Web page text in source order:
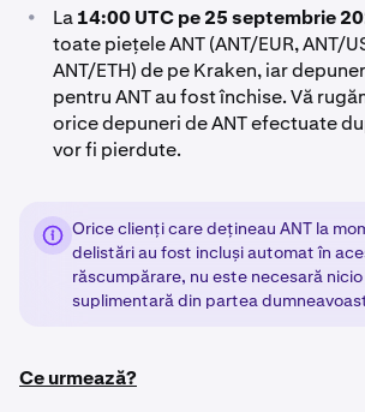
• La14:00 UTC pe 25 septembrie
toate piețele ANT (ANT/EUR, ANT/
ANT/ETH) de pe Kraken, iar
pentru ANT au fost închise. Vă
orice depuneri de ANT efectuate
vor fi pierdute.
Orice clienți care dețineau ANT la
delistări au fost incluși automat în
răscumpărare, nu este necesară
suplimentară din partea
Ce urmează?